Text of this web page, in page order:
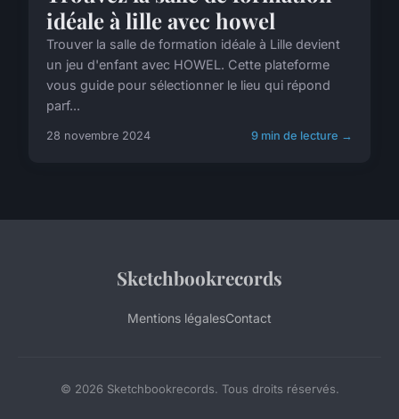
idéale à lille avec howel
Trouver la salle de formation idéale à Lille devient
un jeu d'enfant avec HOWEL. Cette plateforme
vous guide pour sélectionner le lieu qui répond
parf...
28 novembre 2024 9 min de lecture →
Sketchbookrecords
Mentions légalesContact
© 2026 Sketchbookrecords. Tous droits réservés.